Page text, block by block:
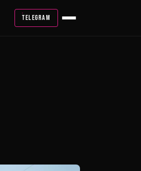
TELEGRAM